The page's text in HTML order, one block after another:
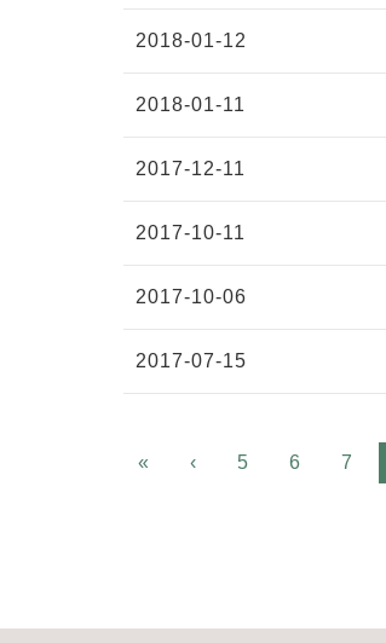
2018-01-12
2018-01-11
2017-12-11
2017-10-11
2017-10-06
2017-07-15
« Previous
‹ 5 6 7